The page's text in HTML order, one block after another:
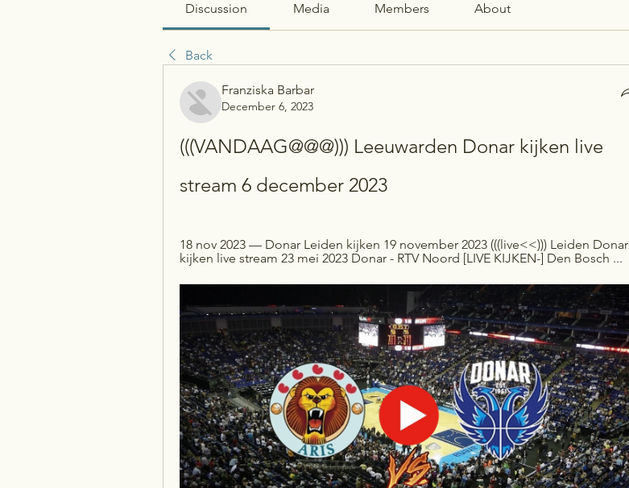
Discussion Media Members About
Back
Franziska Barbar
December 6, 2023
(((VANDAAG@@@))) Leeuwarden Donar kijken live
stream 6 december 2023
18 nov 2023 — Donar Leiden kijken 19 november 2023 (((live<<))) Leiden Donar
kijken live stream 23 mei 2023 Donar - RTV Noord [LIVE KIJKEN-] Den Bosch ...